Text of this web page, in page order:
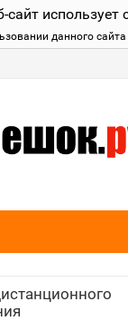
сайт
данного